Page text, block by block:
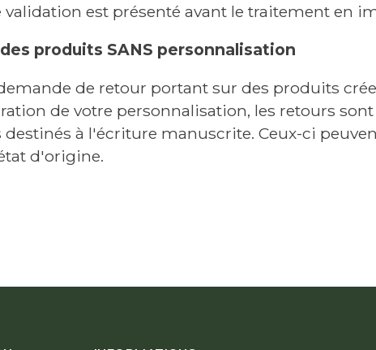
validation est présenté avant le traitement en
produits SANS personnalisation
de retour portant sur des produits
de votre personnalisation, les retours
destinés à l'écriture manuscrite. Ceux-ci
d'origine.